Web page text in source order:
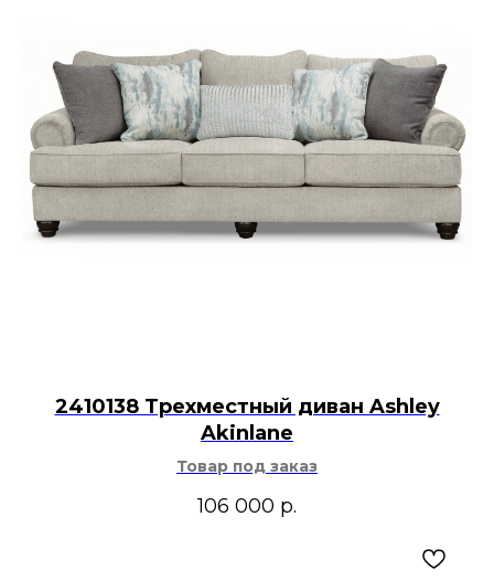
2410138 Трехместный диван Ashley
Akinlane
Товар под заказ
106 000 р.